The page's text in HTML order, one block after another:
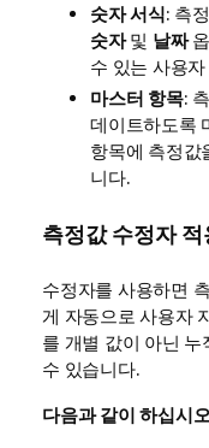
숫자 서식: 측
숫자및 날짜
수 있는 사용
마스터 항목:
데이트하도록
항목에 측정값
니다.
측정값 수정자 적
수정자를 사용하면
게 자동으로 사용자
를 개별 값이 아닌
수 있습니다.
다음과 같이 하십시